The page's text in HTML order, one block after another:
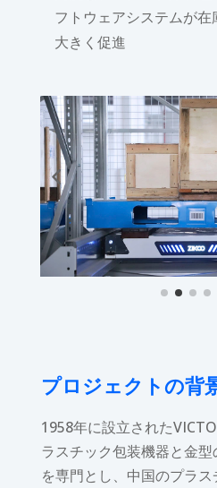
フトウェアシステムが
大きく促進
プロジェクトの背
1958年に設立された
ラスチック包装機器と金
を専門とし、中国のプラ